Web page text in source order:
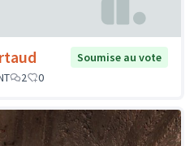
Soumise au vote
2 0